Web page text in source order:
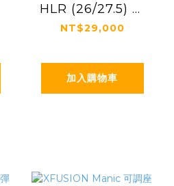
HLR (26/27.5) 雙
肩DH下坡車避震
NT$29,000
加入購物車